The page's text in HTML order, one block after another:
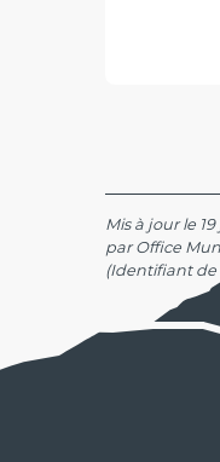
Mis à jour le
par Office
(Identifiant de